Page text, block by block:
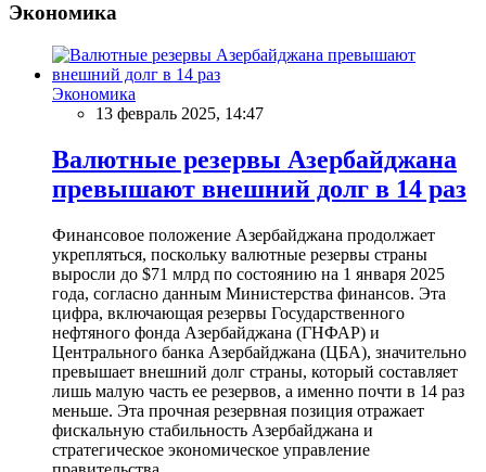
Экономика
Экономика
13 февраль 2025, 14:47
Валютные резервы Азербайджана
превышают внешний долг в 14 раз
Финансовое положение Азербайджана продолжает
укрепляться, поскольку валютные резервы страны
выросли до $71 млрд по состоянию на 1 января 2025
года, согласно данным Министерства финансов. Эта
цифра, включающая резервы Государственного
нефтяного фонда Азербайджана (ГНФАР) и
Центрального банка Азербайджана (ЦБА), значительно
превышает внешний долг страны, который составляет
лишь малую часть ее резервов, а именно почти в 14 раз
меньше. Эта прочная резервная позиция отражает
фискальную стабильность Азербайджана и
стратегическое экономическое управление